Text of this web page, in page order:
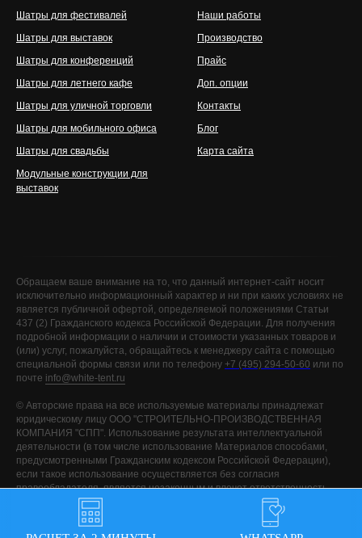
Шатры для фестивалей
Шатры для выставок
Шатры для конференций
Шатры для летнего кафе
Шатры для уличной торговли
Шатры для мобильного офиса
Шатры для свадьбы
Модульные конструкции для
выставок
Наши работы
Производство
Прайс
Доп. опции
Контакты
Блог
Карта сайта
Обращаем ваше внимание на то, что данный интернет-сайт носит
исключительно информационный характер и ни при каких условиях не
является публичной офертой, определяемой положениями Статьи
437 (2) Гражданского кодекса Российской Федерации. Для получения
подробной информации о наличии и стоимости указанных товаров и
(или) услуг, пожалуйста, обращайтесь к менеджеру сайта с помощью
специальной формы связи или по телефону +7 (495) 294-50-60 или по
почте info@white-tent.ru
©️ Авторские права на все используемые материалы принадлежат
юридическому лицу ООО "СТРОИТЕЛЬНО-ПРОИЗВОДСТВЕННАЯ
КОМПАНИЯ "СПП". Использование результата интеллектуальной
деятельности (в том числе использование Материалов способами,
предусмотренными Гражданским кодексом Российской Федерации),
если такое использование осуществляется без согласия
правообладателя, является незаконным и влечет ответственность,
установленную Гражданским кодексом Российской Федерации и
другими законами, за исключением случаев предусмотренных
Гражданским кодексом Российской Федерации.